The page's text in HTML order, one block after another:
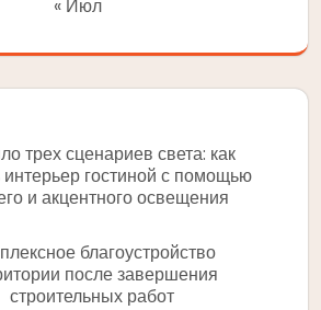
« Июл
трех сценариев света: как
гостиной с помощью
и акцентного освещения
благоустройство
после завершения
строительных работ